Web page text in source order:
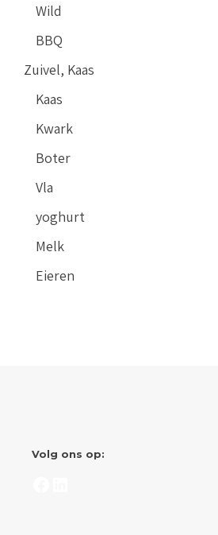
Wild
BBQ
Zuivel, Kaas
Kaas
Kwark
Boter
Vla
yoghurt
Melk
Eieren
Volg ons op: